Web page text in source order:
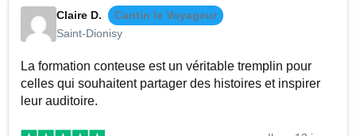
Claire D.
Cantin le Voyageur
Saint-Dionisy
La formation conteuse est un véritable tremplin pour
celles qui souhaitent partager des histoires et inspirer
leur auditoire.